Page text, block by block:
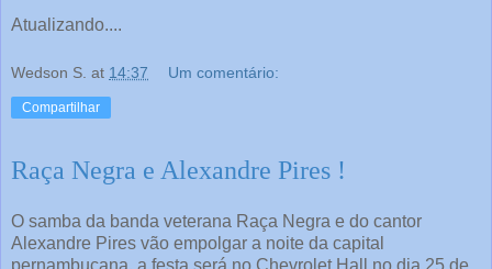
Atualizando....
Wedson S. at 14:37 Um comentário:
Compartilhar
Raça Negra e Alexandre Pires !
O samba da banda veterana Raça Negra e do cantor
Alexandre Pires vão empolgar a noite da capital